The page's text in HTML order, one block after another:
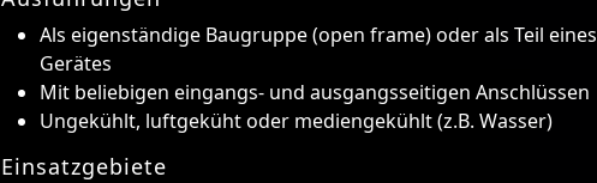
Als eigenständige Baugruppe (open frame) oder als Teil eines
Gerätes
Mit beliebigen eingangs- und ausgangsseitigen Anschlüssen
Ungekühlt, luftgeküht oder mediengekühlt (z.B. Wasser)
Einsatzgebiete